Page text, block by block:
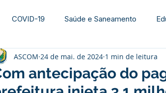
COVID-19 Saúde e Saneamento
e Meio Ambiente Assistência Social
antecipação do
ASCOM 24 de mai. de 2024 1 min de leitura